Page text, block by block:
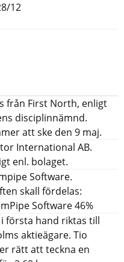
12
från First North, enligt
disciplinnämnd.
att ske den 9 maj.
International AB.
enl. bolaget.
Software.
skall fördelas:
Software 46%
första hand riktas till
aktieägare. Tio
rätt att teckna en